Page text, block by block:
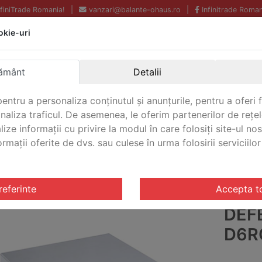
Romania! vanzari@balante-ohaus.ro Infinitrade
Echipamente profesionale
Oriunde in Romania.
CONTACT
Defender® 5000/ Baza balanta Defender® 5000 Ohaus
uri
Detalii
a personaliza conținutul și anunțurile, pentru a oferi
traficul. De asemenea, le oferim partenerilor de
informații cu privire la modul în care folosiți site-ul
oferite de dvs. sau culese în urma folosirii serviciilor
Accepta